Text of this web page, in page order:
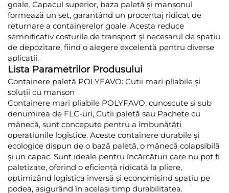
goale. Capacul superior, baza paletă și manșonul
formează un set, garantând un procentaj ridicat de
returnare a containerelor goale. Acesta reduce
semnificativ costurile de transport și necesarul de spațiu
de depozitare, fiind o alegere excelentă pentru diverse
aplicații.
Lista Parametrilor Produsului
Containere paletă POLYFAVO: Cutii mari pliabile și
soluții cu manșon
Containere mari pliabile POLYFAVO, cunoscute și sub
denumirea de FLC-uri, Cutii paletă sau Pachete cu
mânecă, sunt concepute pentru a îmbunătăți
operațiunile logistice. Aceste containere durabile și
ecologice dispun de o bază paletă, o mânecă colapsibilă
și un capac. Sunt ideale pentru încărcături care nu pot fi
paletizate, oferind o eficiență ridicată la pliere,
optimizând logistica inversă și economisind spațiu pe
podea, asigurând în același timp durabilitatea.